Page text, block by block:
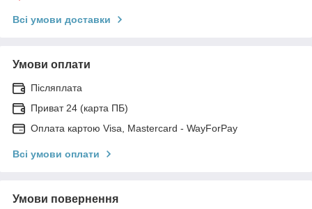
Всі умови доставки
Умови оплати
Післяплата
Приват 24 (карта ПБ)
Оплата картою Visa, Mastercard - WayForPay
Всі умови оплати
Умови повернення